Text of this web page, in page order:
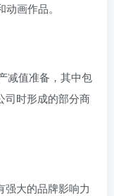
画作品。
减值准备，其中包
司时形成的部分商
强大的品牌影响力